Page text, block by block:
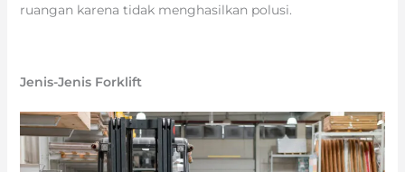
ruangan karena tidak menghasilkan polusi.
Jenis-Jenis Forklift